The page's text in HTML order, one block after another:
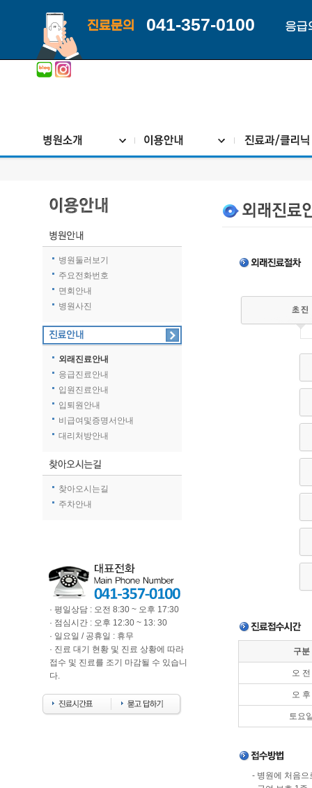
진료문의 041-357-0100 응급
병원둘러보기
주요전화번호
면회안내
병원사진
외래진료안내
응급진료안내
입원진료안내
입퇴원안내
비급여및증명서안내
대리처방안내
찾아오시는길
주차안내
· 평일상담 : 오전 8:30 ~ 오후 17:30
· 점심시간 : 오후 12:30 ~ 13: 30
· 일요일 / 공휴일 : 휴무
· 진료 대기 현황 및 진료 상황에 따라
접수 및 진료를 조기 마감될 수 있습니
다.
구분
오 전
오 후
토요
- 병원에 처음으